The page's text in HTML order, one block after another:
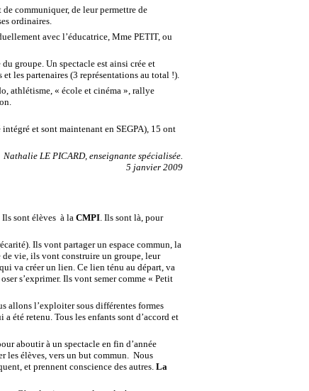
de communiquer, de leur permettre de
ordinaires.
avec l’éducatrice, Mme PETIT, ou
groupe. Un spectacle est ainsi crée et
les partenaires (3 représentations au total !).
athlétisme, « école et cinéma », rallye
et sont maintenant en SEGPA), 15 ont
Nathalie LE PICARD, enseignante spécialisée.
5 janvier 2009
Ils sont élèves à la CMPI. Ils sont là, pour
Ils vont partager un espace commun, la
de vie, ils vont construire un groupe, leur
va créer un lien. Ce lien ténu au départ, va
s’exprimer. Ils vont semer comme « Petit
allons l’exploiter sous différentes formes
été retenu. Tous les enfants sont d’accord et
aboutir à un spectacle en fin d’année
les élèves, vers un but commun. Nous
et prennent conscience des autres. La